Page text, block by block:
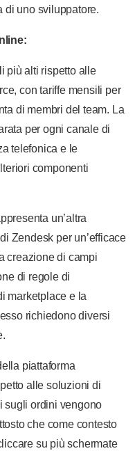
di uno sviluppatore.
più alti rispetto alle
con tariffe mensili per
di membri del team. La
per ogni canale di
telefonica e le
componenti
un’altra
Zendesk per un’efficace
creazione di campi
di regole di
marketplace e la
richiedono diversi
piattaforma
alle soluzioni di
sugli ordini vengono
che come contesto
su più schermate